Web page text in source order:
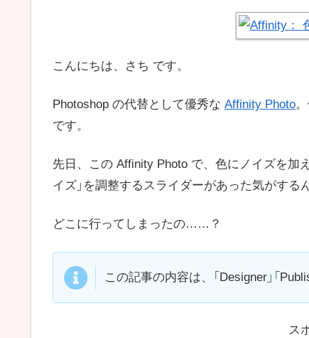
こんにちは、さち です。
Photoshop の代替として優秀な Affinity Photo
です。
先日、この Affinity Photo で、色にノイズを加
イズ」を調整するスライダーがあった気がする
どこに行ってしまったの……？
この記事の内容は、「Designer」「
ス